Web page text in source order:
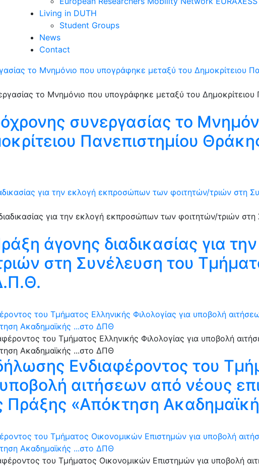
Living in DUTH
Student Groups
News
Contact
το Μνημόνιο που υπογράφηκε μεταξύ του Δημοκρίτειου
συνεργασίας το
Πανεπιστημίου
για την εκλογή εκπροσώπων των φοιτητών/τριών στη
άγονης διαδικασίας για
στη Συνέλευση του
του Τμήματος Ελληνικής Φιλολογίας για υποβολή
Ακαδημαϊκής ...στο ΔΠΘ
Ενδιαφέροντος του
αιτήσεων από νέους
Πράξης «Απόκτηση
του Τμήματος Οικονομικών Επιστημών για υποβολή
Ακαδημαϊκής ...στο ΔΠΘ